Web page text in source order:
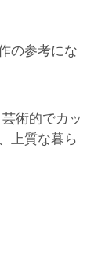
の参考にな
術的でカッ
上質な暮ら